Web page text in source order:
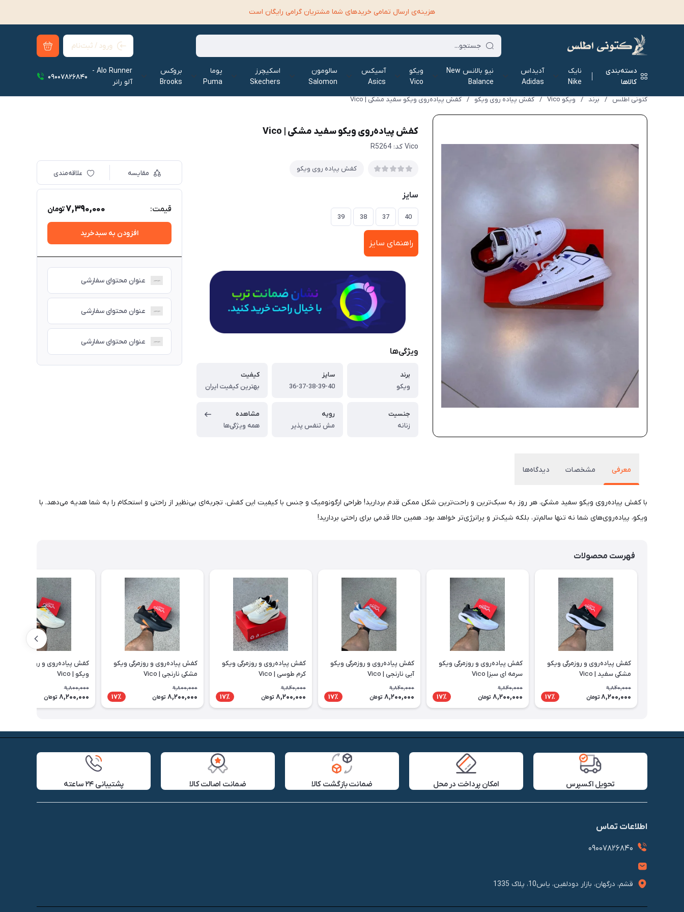
هزینه‌ی ارسال تمامی خرید‌های شما مشتریان گرامی رایگان است
ورود / ثبت‌نام
دسته‌بندی
کالاها
نایک
Nike
آدیداس
Adidas
نیو بالانس New
Balance
ویکو
Vico
آسیکس
Asics
سالومون
Salomon
اسکیچرز
Skechers
پوما
Puma
بروکس
Brooks
Alo Runner -
آلو رانر‌
09007826840
کتونی اطلس / برند / ویکو Vico / کفش پیاده روی ویکو / کفش پیاده‌روی ویکو سفید مشکی | Vico
کفش پیاده‌روی ویکو سفید مشکی | Vico
Vico کد: R5264
کفش پیاده روی ویکو
سایز
40
37
38
39
راهنمای سایز
ویژگی‌ها
برند
ویکو
سایز
36-37-38-39-40
کیفیت
بهترین کیفیت ایران
جنسیت
زنانه
رویه
مش تنفس پذیر
مشاهده
همه ویژگی‌ها
مقایسه علاقه‌مندی
قیمت: 7,390,000تومان
افزودن به سبدخرید
عنوان محتوای سفارشی
عنوان محتوای سفارشی
عنوان محتوای سفارشی
معرفی مشخصات دیدگاه‌ها
با کفش پیاده‌روی ویکو سفید مشکی، هر روز به سبک‌ترین و راحت‌ترین شکل ممکن قدم بردارید! طراحی ارگونومیک و جنس با کیفیت این کفش، تجربه‌ای بی‌نظیر از راحتی و استحکام را به شما هدیه می‌دهد. با
ویکو، پیاده‌روی‌های شما نه تنها سالم‌تر، بلکه شیک‌تر و پرانرژی‌تر خواهد بود. همین حالا قدمی برای راحتی بردارید!
فهرست محصولات
کفش پیاده‌روی و روزمرگی ویکو
مشکی سفید | Vico
9,840,000
8,200,000 تومان 17٪
کفش پیاده‌روی و روزمرگی ویکو
سرمه ای سبز| Vico
9,840,000
8,200,000 تومان 17٪
کفش پیاده‌روی و روزمرگی ویکو
آبی نارنجی | Vico
9,840,000
8,200,000 تومان 17٪
کفش پیاده‌روی و روزمرگی ویکو
کرم طوسی | Vico
9,840,000
8,200,000 تومان 17٪
کفش پیاده‌روی و روزمرگی ویکو
مشکی نارنجی | Vico
9,800,000
8,200,000 تومان 17٪
کفش پیاده‌روی و روزمرگی کرم
ویکو | Vico
9,800,000
8,200,000 تومان
تحویل اکسپرس امکان پرداخت در محل ضمانت بازگشت کالا ضمانت اصالت کالا پشتیبانی ۲۴ ساعته
اطلاعات تماس
09007826840
قشم، درگهان، بازار دودلفین، یاس10، پلاک 1335